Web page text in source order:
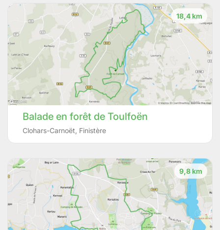
18,4 km
Balade en forêt de Toulfoën
Clohars-Carnoët Finistère
9,8 km